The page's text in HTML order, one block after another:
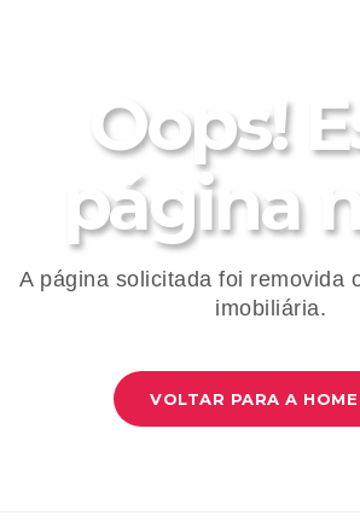
Oops!
página
A página solicitada foi removida
imobiliária.
VOLTAR PARA A HOME